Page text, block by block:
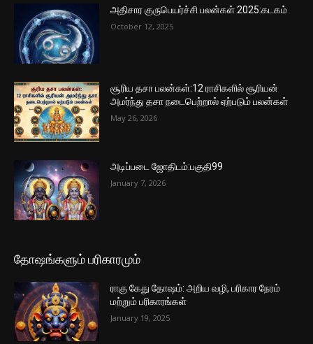
அதிசார குருபெயர்ச்சி பலன்கள் 2025:கடகம்
October 12, 2025
சூரிய தசா பலன்கள்:12 ராசிகளில் சூரியன்
அமர்ந்து தசா நடைபெற்றால் ஏற்படும் பலன்கள்
May 26, 2026
அடிப்படை ஜோதிடம்:பகுதி99
January 7, 2026
தோஷங்களும் பரிகாரமும்
ராகு கேது தோஷம்: அறிய வழி, பரிகார நேரம்
மற்றும் பரிகாரங்கள்
January 19, 2025